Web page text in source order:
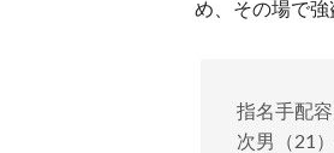
め、その場で強
指名手配
次男（21